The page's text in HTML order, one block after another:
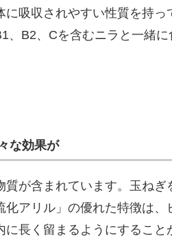
に吸収されやすい性質を持
、B2、Cを含むニラと一緒
な効果が
が含まれています。玉ね
アリル」の優れた特徴は
に長く留まるようにするこ